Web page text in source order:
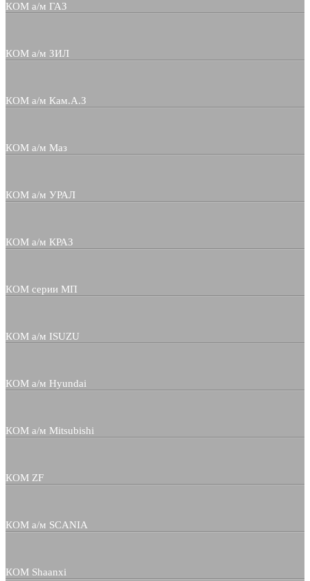
КОМ а/м ГАЗ
КОМ а/м ЗИЛ
КОМ а/м Кам.А.З
КОМ а/м Маз
КОМ а/м УРАЛ
КОМ а/м КРАЗ
КОМ серии МП
КОМ а/м ISUZU
КОМ а/м Hyundai
КОМ а/м Mitsubishi
КОМ ZF
КОМ а/м SCANIA
КОМ Shaanxi